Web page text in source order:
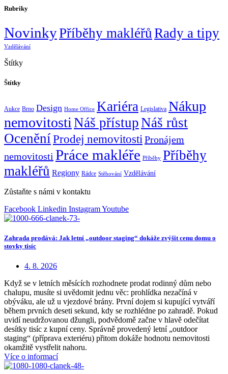
Rubriky
NovinkyPříběhy makléřů Rady a tipy
Vzdělávání
Štítky
Štítky
Aukce Brno Design Home Office Kariéra Legislativa Nákup
nemovitosti Náš přístupNáš růst
OceněníProdej nemovitosti Pronájem
nemovitosti Práce makléře Příběhy Příběhy
makléřů Regiony Rádce Stěhování Vzdělávání
Zůstaňte s námi v kontaktu
Facebook Linkedin InstagramYoutube
Zahrada prodává: Jak letní „outdoor staging“ dokáže zvýšit cenu domu o
stovky tisíc
4. 8. 2026
Když se v letních měsících rozhodnete prodat rodinný dům nebo
chalupu, musíte si uvědomit jednu věc: prohlídka nezačíná v
obýváku, ale už u vjezdové brány. První dojem si kupující vytváří
během prvních deseti sekund, kdy se rozhlédne po zahradě. Pokud
uvidí neudržovanou džungli, podvědomě začne v hlavě odečítat
desítky tisíc z kupní ceny. Správně provedený letní „outdoor
staging“ (příprava exteriéru) přitom dokáže hodnotu nemovitosti
okamžitě vystřelit nahoru.
Více o informací